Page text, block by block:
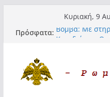
περιεχόμενο
Κυριακή, 9
Πρόσφατα: Βόμβα: Με
Α.Φάουτσι:
εγκλήματά